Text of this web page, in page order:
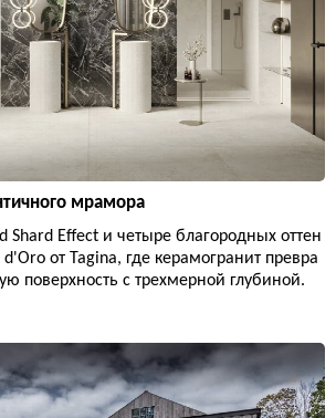
мрамора
Shard Effect и четыре благородных оттен
от Tagina, где керамогранит превра
поверхность с трехмерной глубиной.